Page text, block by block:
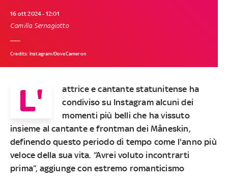
16 ott 2024 - 12:01
Camilla Sernagiotto
Credits: Instagram/DoveCameron
L'
attrice e cantante statunitense ha
condiviso su Instagram alcuni dei
momenti più belli che ha vissuto
insieme al cantante e frontman dei Måneskin,
definendo questo periodo di tempo come l'anno più
veloce della sua vita. “Avrei voluto incontrarti
prima”, aggiunge con estremo romanticismo